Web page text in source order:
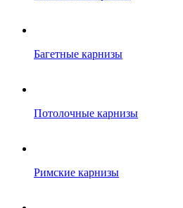
Багетные карнизы
Потолочные карнизы
Римские карнизы